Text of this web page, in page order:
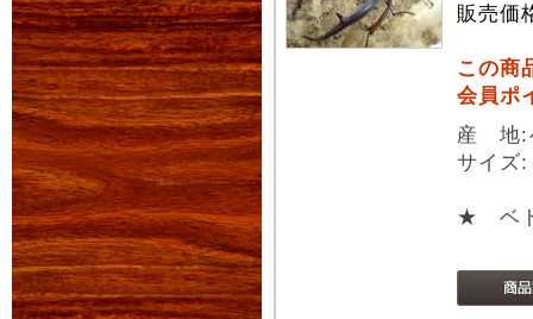
販売価
この商
会員ポ
産 地:
サイ
★ ベ